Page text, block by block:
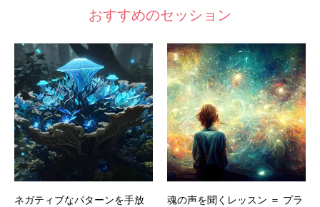
おすすめのセッション
ネガティブなパターンを手放
魂の声を聞くレッスン ＝ プラ